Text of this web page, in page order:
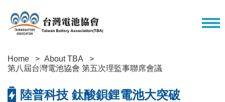
Home
About TBA
第八屆台灣電池協會 第五次理監事聯席會議
陸普科技 鈦酸鋇鋰電池大突破